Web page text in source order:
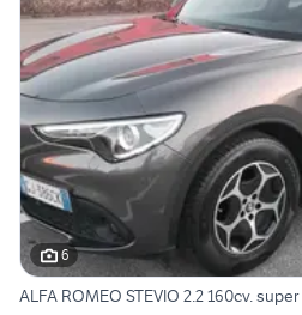
6
ALFA ROMEO STEVIO 2.2 160cv.